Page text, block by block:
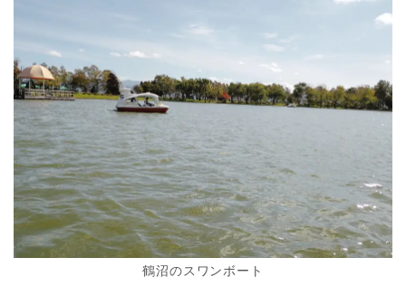
鶴沼のスワンボート